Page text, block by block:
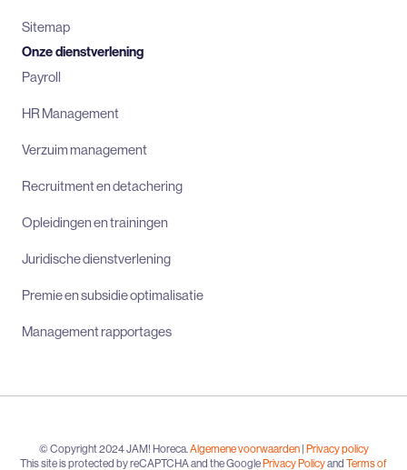
Sitemap
Onze dienstverlening
Payroll
HR Management
Verzuim management
Recruitment en detachering
Opleidingen en trainingen
Juridische dienstverlening
Premie en subsidie optimalisatie
Management rapportages
© Copyright 2024 JAM! Horeca.Algemene voorwaarden| Privacy policy
This site is protected by reCAPTCHA and the Google Privacy Policyand Terms of